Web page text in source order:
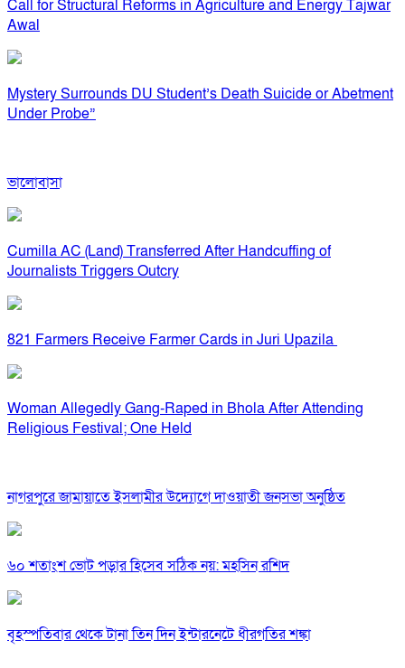
Call for Structural Reforms in Agriculture and Energy Tajwar
Awal
Mystery Surrounds DU Student’s Death Suicide or Abetment
Under Probe”
ভালোবাসা
Cumilla AC (Land) Transferred After Handcuffing of
Journalists Triggers Outcry
821 Farmers Receive Farmer Cards in Juri Upazila
Woman Allegedly Gang-Raped in Bhola After Attending
Religious Festival; One Held
নাগরপুরে জামায়াতে ইসলামীর উদ্যোগে দাওয়াতী জনসভা অনুষ্ঠিত
৬০ শতাংশ ভোট পড়ার হিসেব সঠিক নয়: মহসিন রশিদ
বৃহস্পতিবার থেকে টানা তিন দিন ইন্টারনেটে ধীরগতির শঙ্কা